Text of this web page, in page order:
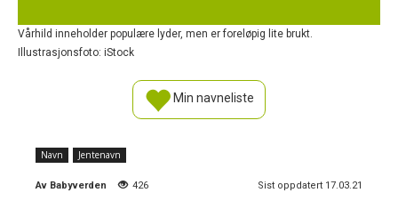
Vårhild inneholder populære lyder, men er foreløpig lite brukt.
Illustrasjonsfoto: iStock
Min navneliste
Navn Jentenavn
Av Babyverden 426 Sist oppdatert 17.03.21